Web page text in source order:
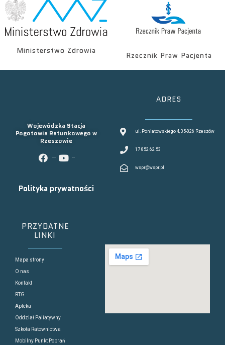
Ministerstwo Zdrowia
Rzecznik Praw Pacjenta
Wojewódzka Stacja
Pogotowia Ratunkowego w
Rzeszowie
Polityka prywatności
ADRES
ul. Poniatowskiego 4, 35-026 Rzeszów
17 852 62 53
wspr@wspr.pl
PRZYDATNE
LINKI
Mapa strony
O nas
Kontakt
RTG
Apteka
Oddział Paliatywny
Szkoła Ratownictwa
Mobilny Punkt Pobrań